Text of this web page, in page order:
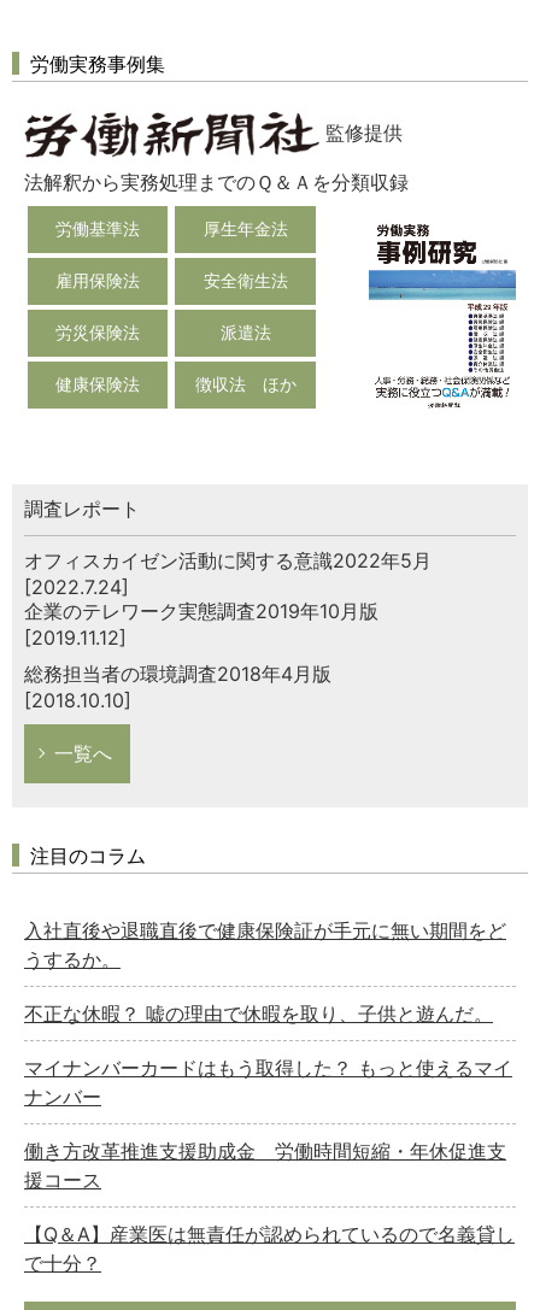
労働実務事例集
監修提供
法解釈から実務処理までのＱ＆Ａを分類収録
労働基準法 厚生年金法
雇用保険法 安全衛生法
労災保険法 派遣法
健康保険法 徴収法 ほか
調査レポート
オフィスカイゼン活動に関する意識2022年5月
[2022.7.24]
企業のテレワーク実態調査2019年10月版
[2019.11.12]
総務担当者の環境調査2018年4月版
[2018.10.10]
一覧へ
注目のコラム
入社直後や退職直後で健康保険証が手元に無い期間をど
うするか。
不正な休暇？ 嘘の理由で休暇を取り、子供と遊んだ。
マイナンバーカードはもう取得した？ もっと使えるマイ
ナンバー
働き方改革推進支援助成金 労働時間短縮・年休促進支
援コース
【Q＆A】産業医は無責任が認められているので名義貸し
で十分？